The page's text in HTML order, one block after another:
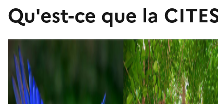
Qu'est-ce que la